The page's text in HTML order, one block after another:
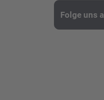
Folge uns